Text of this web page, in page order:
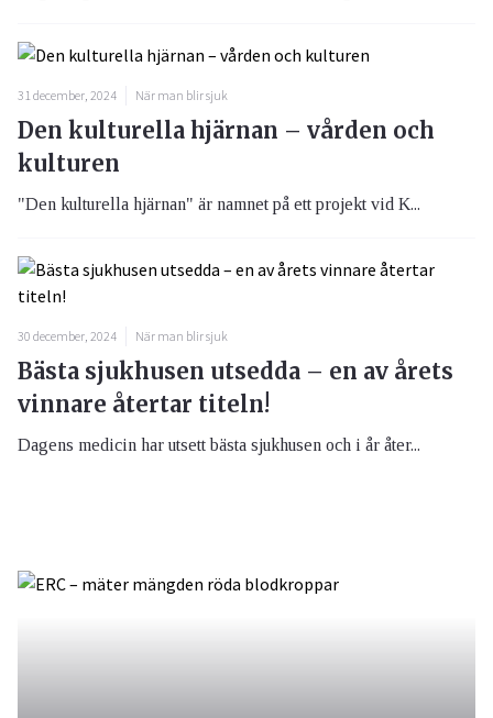
31 december, 2024 När man blir sjuk
Den kulturella hjärnan – vården och
kulturen
"Den kulturella hjärnan" är namnet på ett projekt vid K...
30 december, 2024 När man blir sjuk
Bästa sjukhusen utsedda – en av årets
vinnare återtar titeln!
Dagens medicin har utsett bästa sjukhusen och i år åter...